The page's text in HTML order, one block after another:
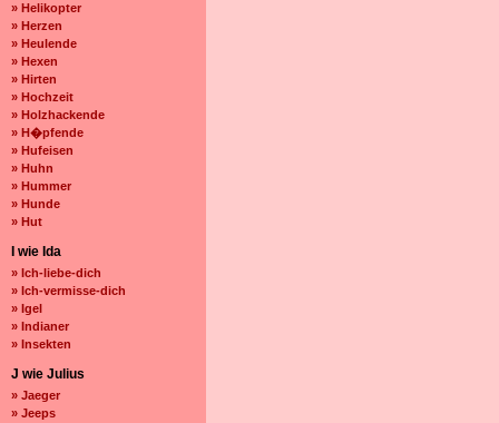
» Helikopter
» Herzen
» Heulende
» Hexen
» Hirten
» Hochzeit
» Holzhackende
» H�pfende
» Hufeisen
» Huhn
» Hummer
» Hunde
» Hut
I wie Ida
» Ich-liebe-dich
» Ich-vermisse-dich
» Igel
» Indianer
» Insekten
J wie Julius
» Jaeger
» Jeeps